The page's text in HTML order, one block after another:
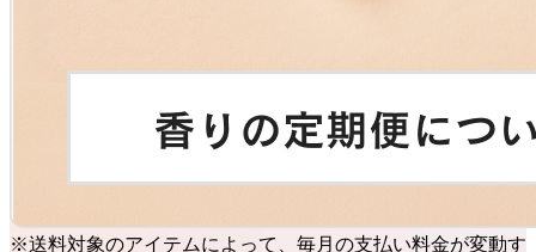
※送料対象のアイテムによって、毎月の支払い料金が変動す